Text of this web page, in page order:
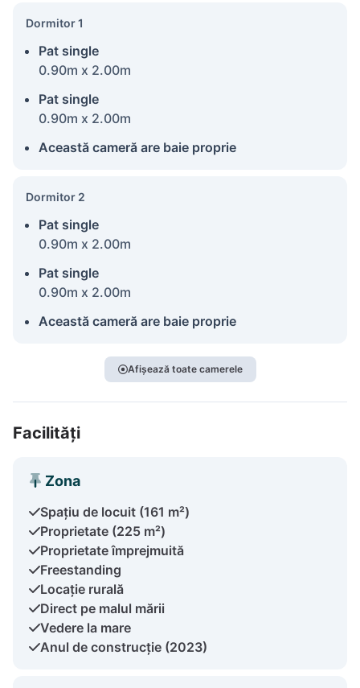
Dormitor 1
Pat single
0.90m x 2.00m
Pat single
0.90m x 2.00m
Această cameră are baie proprie
Dormitor 2
Pat single
0.90m x 2.00m
Pat single
0.90m x 2.00m
Această cameră are baie proprie
Afișează toate camerele
Facilități
Zona
Spațiu de locuit (161 m²)
Proprietate (225 m²)
Proprietate împrejmuită
Freestanding
Locație rurală
Direct pe malul mării
Vedere la mare
Anul de construcție (2023)